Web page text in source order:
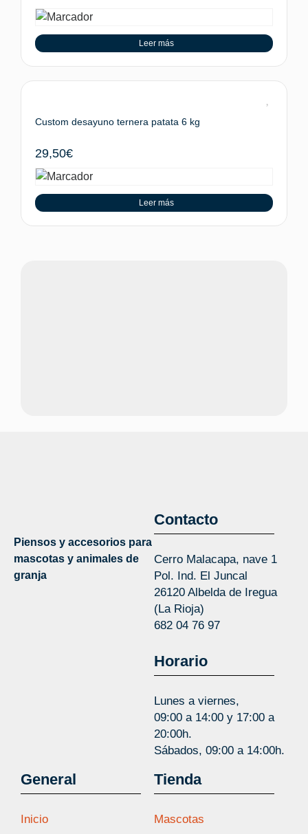
Leer más
Custom desayuno ternera patata 6 kg
29,50€
Leer más
Piensos y accesorios para
mascotas y animales de
granja
Contacto
Cerro Malacapa, nave 1
Pol. Ind. El Juncal
26120 Albelda de Iregua
(La Rioja)
682 04 76 97
Horario
Lunes a viernes,
09:00 a 14:00 y 17:00 a
20:00h.
Sábados, 09:00 a 14:00h.
General
Inicio
Tienda
Mascotas